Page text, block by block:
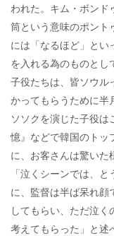
われた。キム・ボンド
筒という意味のポント
には「なるほど」とい
を入れる為のものとし
子役たちは、皆ソウル
かってもらうために半
ソソクを演じた子役は
憶』などで韓国のトッ
に、お客さんは驚いた
「泣くシーンでは、
に、監督は半ば呆れ顔
してもらい、ただ泣
考えてもらった」と述